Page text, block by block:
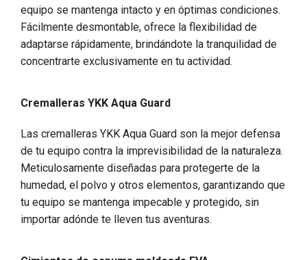
equipo se mantenga intacto y en óptimas condiciones.
Fácilmente desmontable, ofrece la flexibilidad de
adaptarse rápidamente, brindándote la tranquilidad de
concentrarte exclusivamente en tu actividad.
Cremalleras YKK Aqua Guard
Las cremalleras YKK Aqua Guard son la mejor defensa
de tu equipo contra la imprevisibilidad de la naturaleza.
Meticulosamente diseñadas para protegerte de la
humedad, el polvo y otros elementos, garantizando que
tu equipo se mantenga impecable y protegido, sin
importar adónde te lleven tus aventuras.